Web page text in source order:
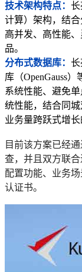
技术架构特点： 长
计算）架构，结
高并发、高性能
品。
分布式数据库： 长
库（OpenGauss
系统性能、避免
统性能，结合同
业务量跨跃式增长
目前该方案已经
查，并且双方联
配置功能、业务
认证书。